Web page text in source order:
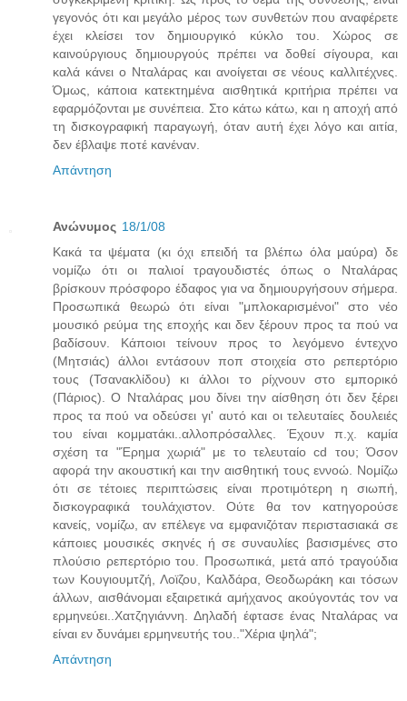
γεγονός ότι και μεγάλο μέρος των συνθετών που αναφέρετε
έχει κλείσει τον δημιουργικό κύκλο του. Χώρος σε
καινούργιους δημιουργούς πρέπει να δοθεί σίγουρα, και
καλά κάνει ο Νταλάρας και ανοίγεται σε νέους καλλιτέχνες.
Όμως, κάποια κατεκτημένα αισθητικά κριτήρια πρέπει να
εφαρμόζονται με συνέπεια. Στο κάτω κάτω, και η αποχή από
τη δισκογραφική παραγωγή, όταν αυτή έχει λόγο και αιτία,
δεν έβλαψε ποτέ κανέναν.
Απάντηση
Ανώνυμος 18/1/08
Κακά τα ψέματα (κι όχι επειδή τα βλέπω όλα μαύρα) δε
νομίζω ότι οι παλιοί τραγουδιστές όπως ο Νταλάρας
βρίσκουν πρόσφορο έδαφος για να δημιουργήσουν σήμερα.
Προσωπικά θεωρώ ότι είναι "μπλοκαρισμένοι" στο νέο
μουσικό ρεύμα της εποχής και δεν ξέρουν προς τα πού να
βαδίσουν. Κάποιοι τείνουν προς το λεγόμενο έντεχνο
(Μητσιάς) άλλοι εντάσουν ποπ στοιχεία στο ρεπερτόριο
τους (Τσανακλίδου) κι άλλοι το ρίχνουν στο εμπορικό
(Πάριος). Ο Νταλάρας μου δίνει την αίσθηση ότι δεν ξέρει
προς τα πού να οδεύσει γι' αυτό και οι τελευταίες δουλειές
του είναι κομματάκι..αλλοπρόσαλλες. Έχουν π.χ. καμία
σχέση τα "Έρημα χωριά" με το τελευταίο cd του; Όσον
αφορά την ακουστική και την αισθητική τους εννοώ. Νομίζω
ότι σε τέτοιες περιπτώσεις είναι προτιμότερη η σιωπή,
δισκογραφικά τουλάχιστον. Ούτε θα τον κατηγορούσε
κανείς, νομίζω, αν επέλεγε να εμφανιζόταν περιστασιακά σε
κάποιες μουσικές σκηνές ή σε συναυλίες βασισμένες στο
πλούσιο ρεπερτόριο του. Προσωπικά, μετά από τραγούδια
των Κουγιουμτζή, Λοϊζου, Καλδάρα, Θεοδωράκη και τόσων
άλλων, αισθάνομαι εξαιρετικά αμήχανος ακούγοντάς τον να
ερμηνεύει..Χατζηγιάννη. Δηλαδή έφτασε ένας Νταλάρας να
είναι εν δυνάμει ερμηνευτής του.."Χέρια ψηλά";
Απάντηση